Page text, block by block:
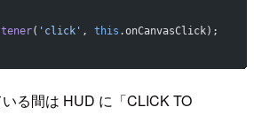
( 'click' , this .onCanvasClick);
る間は HUD に「CLICK TO